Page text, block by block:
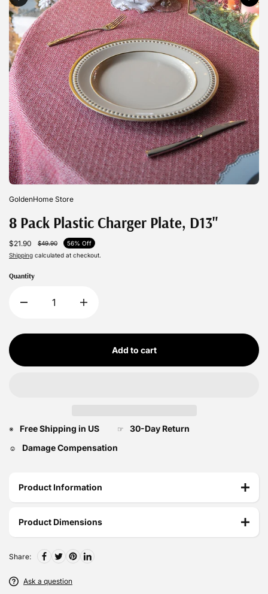
GoldenHome Store
8 Pack Plastic Charger Plate, D13"
$21.90 $49.90
56% Off
Shipping calculated at checkout.
Quantity
Add to cart
※ Free Shipping in US ☞ 30-Day Return
☺ Damage Compensation
Product Information
Product Dimensions
Share:
Ask a question